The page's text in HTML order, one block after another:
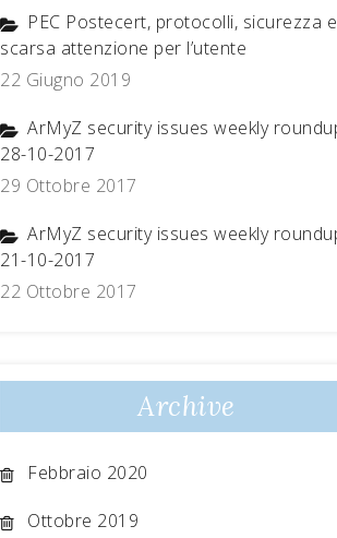
PEC Postecert, protocolli, sicurezza
scarsa attenzione per l’utente
22 Giugno 2019
ArMyZ security issues weekly
28-10-2017
29 Ottobre 2017
ArMyZ security issues weekly
21-10-2017
22 Ottobre 2017
Archive
Febbraio 2020
Ottobre 2019